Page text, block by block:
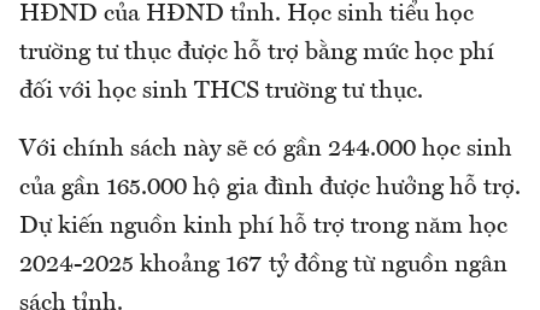
HĐND của HĐND tỉnh. Học sinh tiểu học
trường tư thục được hỗ trợ bằng mức học phí
đối với học sinh THCS trường tư thục.
Với chính sách này sẽ có gần 244.000 học sinh
của gần 165.000 hộ gia đình được hưởng hỗ trợ.
Dự kiến nguồn kinh phí hỗ trợ trong năm học
2024-2025 khoảng 167 tỷ đồng từ nguồn ngân
sách tỉnh.